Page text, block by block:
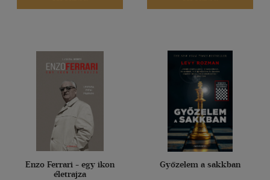
Enzo Ferrari - egy ikon
életrajza
Győzelem a sakkban